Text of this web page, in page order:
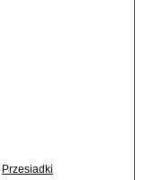
Przesiadki